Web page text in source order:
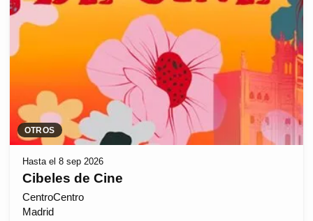
OTROS
Hasta el 8 sep 2026
Cibeles de Cine
CentroCentro
Madrid